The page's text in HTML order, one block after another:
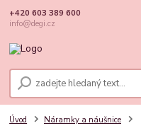
+420 603 389 600
info@degi.cz
Úvod Náramky a náušnice